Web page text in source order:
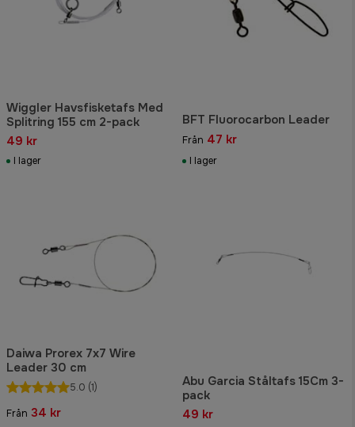
Wiggler Havsfisketafs Med
Splitring 155 cm 2-pack
49 kr
I lager
BFT Fluorocarbon Leader
Från 47 kr
I lager
Daiwa Prorex 7x7 Wire
Leader 30 cm
5.0 (1)
Från 34 kr
Abu Garcia Ståltafs 15Cm 3-
pack
49 kr